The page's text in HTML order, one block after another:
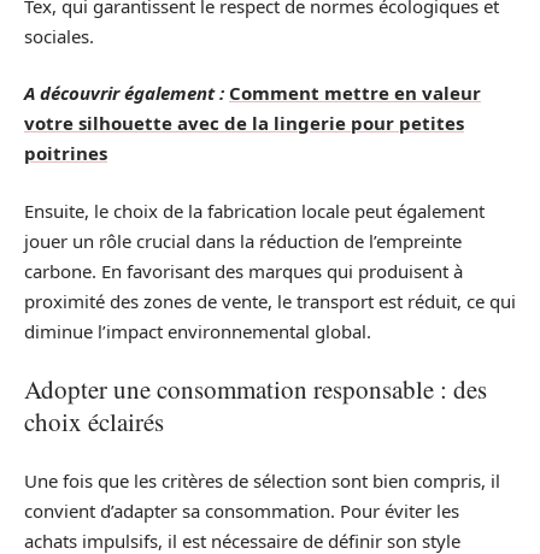
Tex, qui garantissent le respect de normes écologiques et
sociales.
A découvrir également : Comment mettre en valeur
votre silhouette avec de la lingerie pour petites
poitrines
Ensuite, le choix de la fabrication locale peut également
jouer un rôle crucial dans la réduction de l’empreinte
carbone. En favorisant des marques qui produisent à
proximité des zones de vente, le transport est réduit, ce qui
diminue l’impact environnemental global.
Adopter une consommation responsable : des
choix éclairés
Une fois que les critères de sélection sont bien compris, il
convient d’adapter sa consommation. Pour éviter les
achats impulsifs, il est nécessaire de définir son style